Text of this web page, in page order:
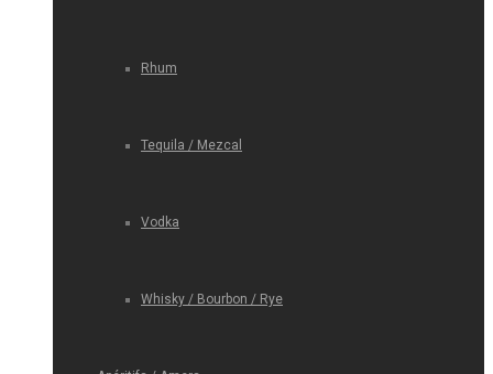
Rhum
Tequila / Mezcal
Vodka
Whisky / Bourbon / Rye